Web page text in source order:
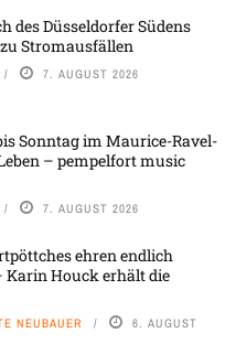
des Düsseldorfer Südens
Stromausfällen
7. AUGUST 2026
Sonntag im Maurice-Ravel-
– pempelfort music
7. AUGUST 2026
ehren endlich
Karin Houck erhält die
NEUBAUER 6. AUGUST